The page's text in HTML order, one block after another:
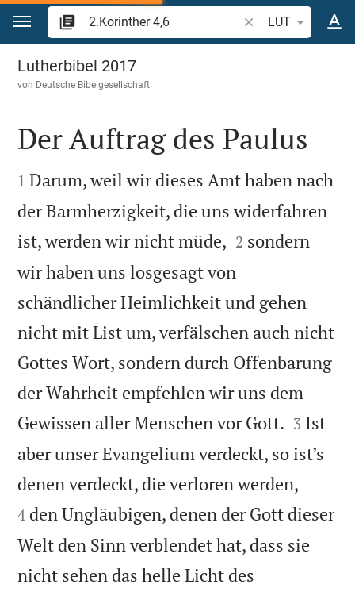
Zum Inhalt springen
Bibelstelle oder
LUT
2.Korinther 4
Lutherbibel 2017
von Deutsche Bibelgesellschaft

Der Auftrag des Paulus

1 Darum, weil wir dieses Amt haben nach
der Barmherzigkeit, die uns widerfahren
ist, werden wir nicht müde, 

2 sondern
wir haben uns losgesagt von
schändlicher Heimlichkeit und gehen
nicht mit List um, verfälschen auch nicht
Gottes Wort, sondern durch Offenbarung
der Wahrheit empfehlen wir uns dem
Gewissen aller Menschen vor Gott. 

3 Ist
aber unser Evangelium verdeckt, so ist’s
denen verdeckt, die verloren werden,
4 den Ungläubigen, denen der Gott dieser
Welt den Sinn verblendet hat, dass sie
nicht sehen das helle Licht des